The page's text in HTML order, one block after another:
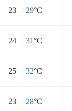
23 / 29°C
24 / 31°C
25 / 32°C
23 / 28°C